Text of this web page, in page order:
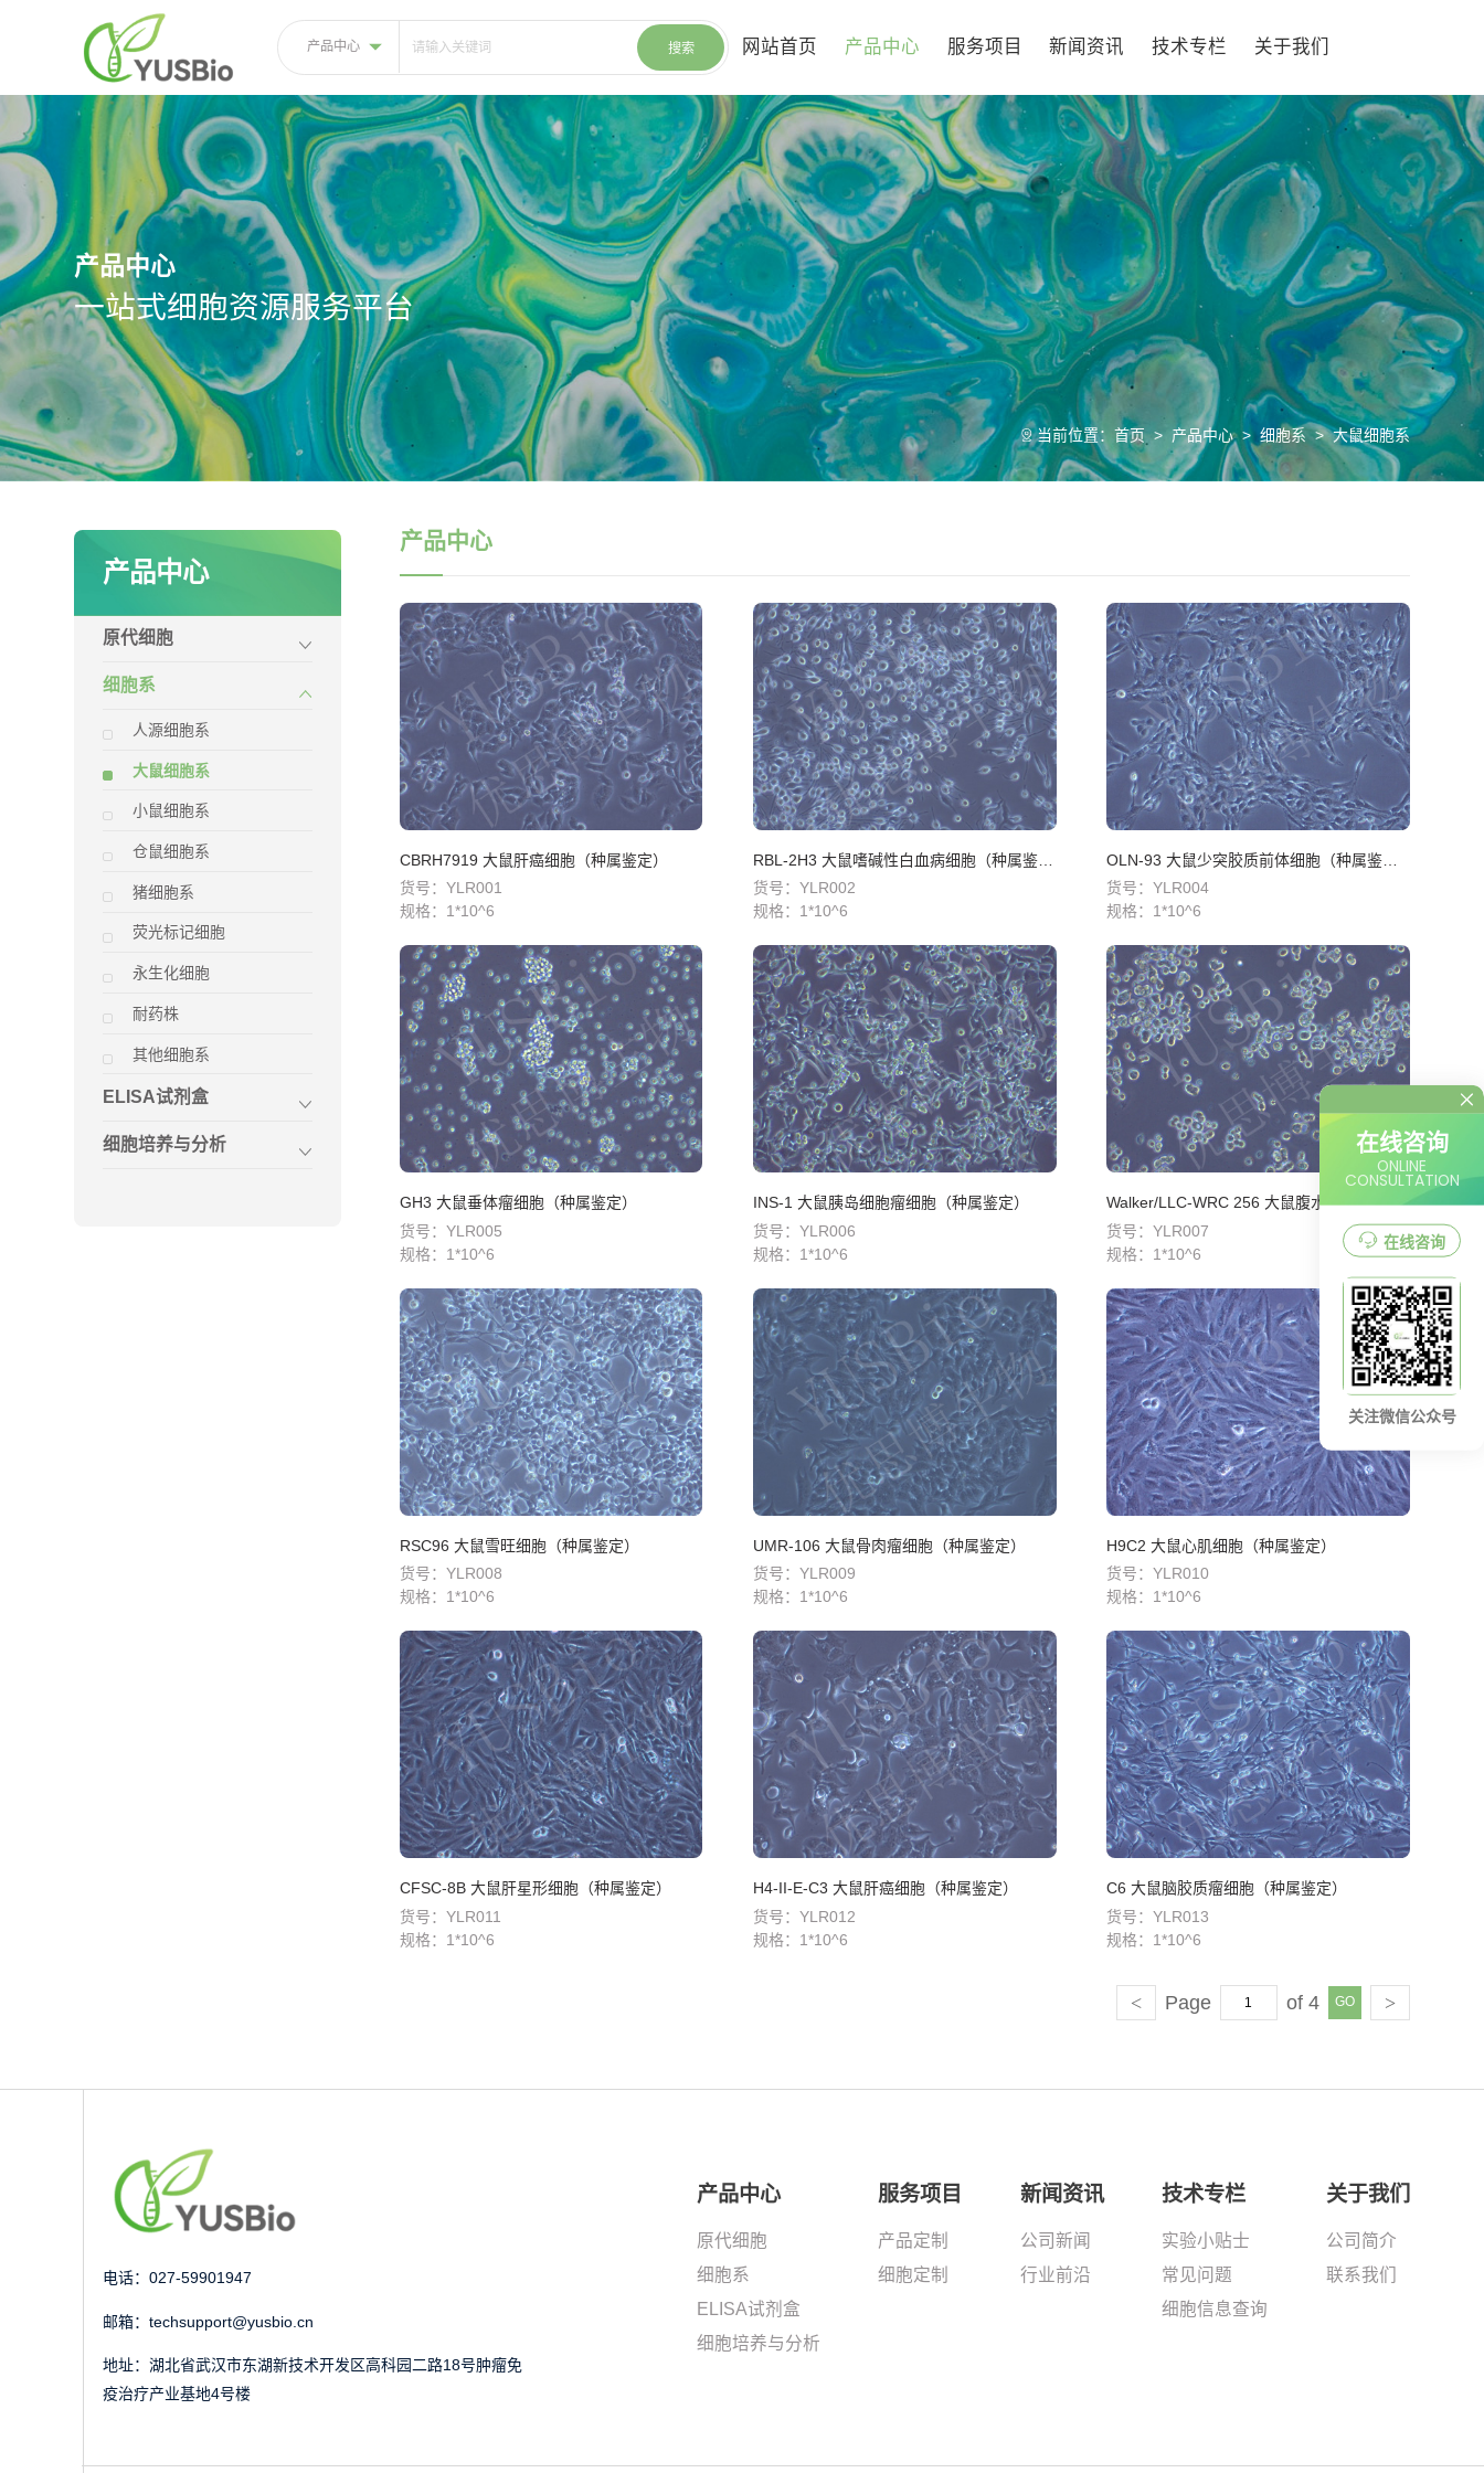
产品中心 网站首页 产品中心 服务项目 新闻资讯 技术专栏 关于我们
产品中心
一站式细胞资源服务平台
当前位置： 首页 > 产品中心 > 细胞系 > 大鼠细胞系
产品中心
原代细胞
细胞系
人源细胞系
大鼠细胞系
小鼠细胞系
仓鼠细胞系
猪细胞系
荧光标记细胞
永生化细胞
耐药株
其他细胞系
ELISA试剂盒
细胞培养与分析
产品中心
CBRH7919 大鼠肝癌细胞（种属鉴定）
货号：YLR001
规格： 1*10^6
货号：YLR002
规格： 1*10^6
货号：YLR004
规格： 1*10^6
GH3 大鼠垂体瘤细胞（种属鉴定）
货号：YLR005
规格： 1*10^6
INS-1 大鼠胰岛细胞瘤细胞（种属鉴定）
货号：YLR006
规格： 1*10^6
Walker/LLC-WRC 256 大鼠腹水癌细胞（种属鉴定）
货号：YLR007
规格： 1*10^6
RSC96 大鼠雪旺细胞（种属鉴定）
货号：YLR008
规格： 1*10^6
UMR-106 大鼠骨肉瘤细胞（种属鉴定）
货号：YLR009
规格： 1*10^6
H9C2 大鼠心肌细胞（种属鉴定）
货号：YLR010
规格： 1*10^6
CFSC-8B 大鼠肝星形细胞（种属鉴定）
货号：YLR011
规格： 1*10^6
H4-II-E-C3 大鼠肝癌细胞（种属鉴定）
货号：YLR012
规格： 1*10^6
C6 大鼠脑胶质瘤细胞（种属鉴定）
货号：YLR013
规格： 1*10^6
< Page of 4 >
电话：027-59901947
邮箱：techsupport@yusbio.cn
地址：湖北省武汉市东湖新技术开发区高科园二路18号肿瘤免
疫治疗产业基地4号楼
产品中心
原代细胞
细胞系
ELISA试剂盒
细胞培养与分析
服务项目
产品定制
细胞定制
新闻资讯
公司新闻
行业前沿
技术专栏
实验小贴士
常见问题
细胞信息查询
关于我们
公司简介
联系我们
在线咨询
ONLINE
CONSULTATION
在线咨询
关注微信公众号